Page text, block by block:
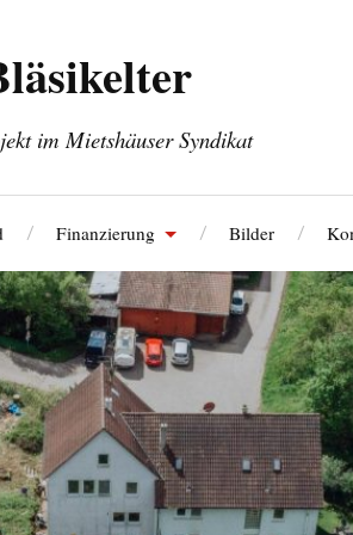
im Mietshäuser Syndikat
Finanzierung Bilder